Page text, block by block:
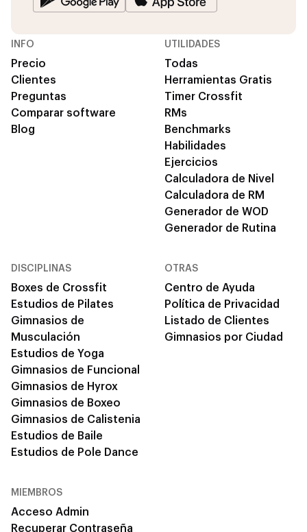
INFO
Precio
Clientes
Preguntas
Comparar software
Blog
UTILIDADES
Todas
Herramientas Gratis
Timer Crossfit
RMs
Benchmarks
Habilidades
Ejercicios
Calculadora de Nivel
Calculadora de RM
Generador de WOD
Generador de Rutina
DISCIPLINAS
Boxes de Crossfit
Estudios de Pilates
Gimnasios de
Musculación
Estudios de Yoga
Gimnasios de Funcional
Gimnasios de Hyrox
Gimnasios de Boxeo
Gimnasios de Calistenia
Estudios de Baile
Estudios de Pole Dance
OTRAS
Centro de Ayuda
Política de Privacidad
Listado de Clientes
Gimnasios por Ciudad
MIEMBROS
Acceso Admin
Recuperar Contraseña